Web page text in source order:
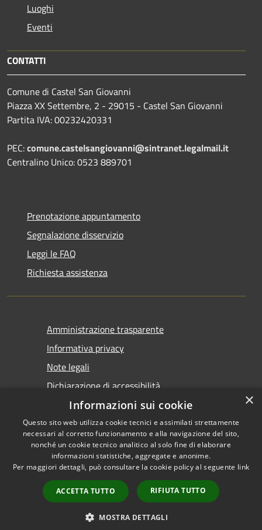
Luoghi
Eventi
CONTATTI
Comune di Castel San Giovanni
Piazza XX Settembre, 2 - 29015 - Castel San Giovanni
Partita IVA: 00232420331
PEC:comune.castelsangiovanni@sintranet.legalmail.it
Centralino Unico: 0523 889701
Prenotazione appuntamento
Segnalazione disservizio
Leggi le FAQ
Richiesta assistenza
Amministrazione trasparente
Informativa privacy
Note legali
Dichiarazione di accessibilità
Accessibilità
Copyright © 2026 • Comune di
Castel San Giovanni • Powered
byMunicipium
Accesso
redazione
×
Informazioni sui cookie
Questo sito web utilizza cookie tecnici e assimilati strettamente
necessari al corretto funzionamento e alla navigazione del sito,
nonché un cookie tecnico analitico al solo fine di elaborare
informazioni statistiche, aggregate e anonime.
Per maggiori dettagli, può consultare la cookie policy al seguente link
ACCETTA TUTTO RIFIUTA TUTTO
MOSTRA DETTAGLI